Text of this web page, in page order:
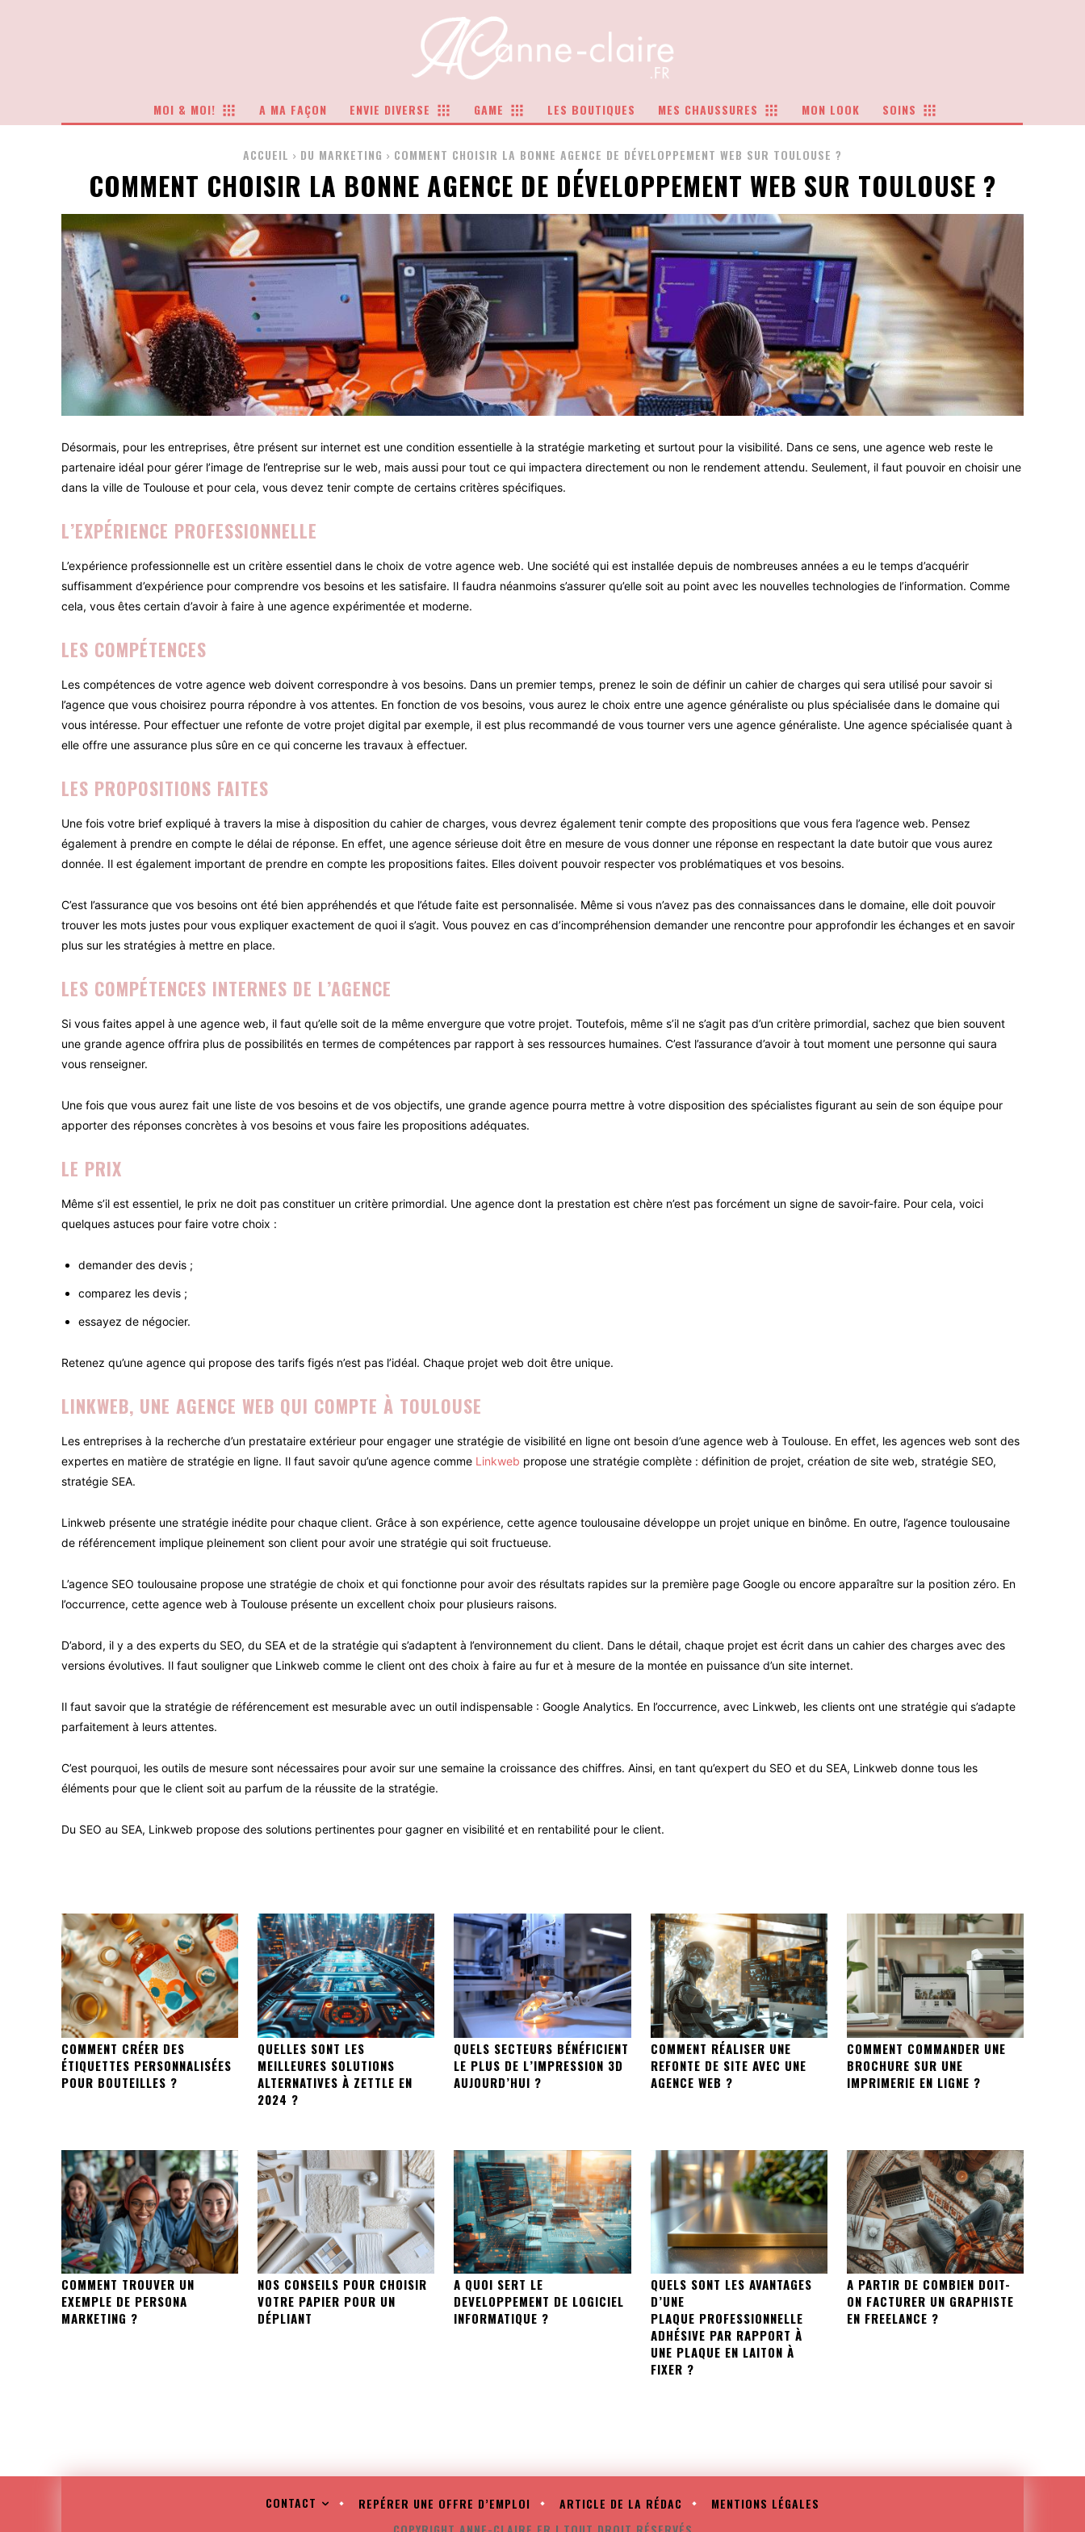
MOI & MOI! A MA FAÇON ENVIE DIVERSE GAME LES BOUTIQUES MES CHAUSSURES MON LOOK SOINS
ACCUEIL DU MARKETING COMMENT CHOISIR LA BONNE AGENCE DE DÉVELOPPEMENT WEB SUR TOULOUSE ?
COMMENT CHOISIR LA BONNE AGENCE DE DÉVELOPPEMENT WEB SUR TOULOUSE ?
Désormais, pour les entreprises, être présent sur internet est une condition essentielle à la stratégie marketing et surtout pour la visibilité. Dans ce sens, une agence web reste le
partenaire idéal pour gérer l’image de l’entreprise sur le web, mais aussi pour tout ce qui impactera directement ou non le rendement attendu. Seulement, il faut pouvoir en choisir une
dans la ville de Toulouse et pour cela, vous devez tenir compte de certains critères spécifiques.
L’EXPÉRIENCE PROFESSIONNELLE
L’expérience professionnelle est un critère essentiel dans le choix de votre agence web. Une société qui est installée depuis de nombreuses années a eu le temps d’acquérir
suffisamment d’expérience pour comprendre vos besoins et les satisfaire. Il faudra néanmoins s’assurer qu’elle soit au point avec les nouvelles technologies de l’information. Comme
cela, vous êtes certain d’avoir à faire à une agence expérimentée et moderne.
LES COMPÉTENCES
Les compétences de votre agence web doivent correspondre à vos besoins. Dans un premier temps, prenez le soin de définir un cahier de charges qui sera utilisé pour savoir si
l’agence que vous choisirez pourra répondre à vos attentes. En fonction de vos besoins, vous aurez le choix entre une agence généraliste ou plus spécialisée dans le domaine qui
vous intéresse. Pour effectuer une refonte de votre projet digital par exemple, il est plus recommandé de vous tourner vers une agence généraliste. Une agence spécialisée quant à
elle offre une assurance plus sûre en ce qui concerne les travaux à effectuer.
LES PROPOSITIONS FAITES
Une fois votre brief expliqué à travers la mise à disposition du cahier de charges, vous devrez également tenir compte des propositions que vous fera l’agence web. Pensez
également à prendre en compte le délai de réponse. En effet, une agence sérieuse doit être en mesure de vous donner une réponse en respectant la date butoir que vous aurez
donnée. Il est également important de prendre en compte les propositions faites. Elles doivent pouvoir respecter vos problématiques et vos besoins.
C’est l’assurance que vos besoins ont été bien appréhendés et que l’étude faite est personnalisée. Même si vous n’avez pas des connaissances dans le domaine, elle doit pouvoir
trouver les mots justes pour vous expliquer exactement de quoi il s’agit. Vous pouvez en cas d’incompréhension demander une rencontre pour approfondir les échanges et en savoir
plus sur les stratégies à mettre en place.
LES COMPÉTENCES INTERNES DE L’AGENCE
Si vous faites appel à une agence web, il faut qu’elle soit de la même envergure que votre projet. Toutefois, même s’il ne s’agit pas d’un critère primordial, sachez que bien souvent
une grande agence offrira plus de possibilités en termes de compétences par rapport à ses ressources humaines. C’est l’assurance d’avoir à tout moment une personne qui saura
vous renseigner.
Une fois que vous aurez fait une liste de vos besoins et de vos objectifs, une grande agence pourra mettre à votre disposition des spécialistes figurant au sein de son équipe pour
apporter des réponses concrètes à vos besoins et vous faire les propositions adéquates.
LE PRIX
Même s’il est essentiel, le prix ne doit pas constituer un critère primordial. Une agence dont la prestation est chère n’est pas forcément un signe de savoir-faire. Pour cela, voici
quelques astuces pour faire votre choix :
demander des devis ;
comparez les devis ;
essayez de négocier.
Retenez qu’une agence qui propose des tarifs figés n’est pas l’idéal. Chaque projet web doit être unique.
LINKWEB, UNE AGENCE WEB QUI COMPTE À TOULOUSE
Les entreprises à la recherche d’un prestataire extérieur pour engager une stratégie de visibilité en ligne ont besoin d’une agence web à Toulouse. En effet, les agences web sont des
expertes en matière de stratégie en ligne. Il faut savoir qu’une agence comme Linkweb propose une stratégie complète : définition de projet, création de site web, stratégie SEO,
stratégie SEA.
Linkweb présente une stratégie inédite pour chaque client. Grâce à son expérience, cette agence toulousaine développe un projet unique en binôme. En outre, l’agence toulousaine
de référencement implique pleinement son client pour avoir une stratégie qui soit fructueuse.
L’agence SEO toulousaine propose une stratégie de choix et qui fonctionne pour avoir des résultats rapides sur la première page Google ou encore apparaître sur la position zéro. En
l’occurrence, cette agence web à Toulouse présente un excellent choix pour plusieurs raisons.
D’abord, il y a des experts du SEO, du SEA et de la stratégie qui s’adaptent à l’environnement du client. Dans le détail, chaque projet est écrit dans un cahier des charges avec des
versions évolutives. Il faut souligner que Linkweb comme le client ont des choix à faire au fur et à mesure de la montée en puissance d’un site internet.
Il faut savoir que la stratégie de référencement est mesurable avec un outil indispensable : Google Analytics. En l’occurrence, avec Linkweb, les clients ont une stratégie qui s’adapte
parfaitement à leurs attentes.
C’est pourquoi, les outils de mesure sont nécessaires pour avoir sur une semaine la croissance des chiffres. Ainsi, en tant qu’expert du SEO et du SEA, Linkweb donne tous les
éléments pour que le client soit au parfum de la réussite de la stratégie.
Du SEO au SEA, Linkweb propose des solutions pertinentes pour gagner en visibilité et en rentabilité pour le client.
COMMENT CRÉER DES
ÉTIQUETTES PERSONNALISÉES
POUR BOUTEILLES ?
QUELLES SONT LES
MEILLEURES SOLUTIONS
ALTERNATIVES À ZETTLE EN
2024 ?
QUELS SECTEURS BÉNÉFICIENT
LE PLUS DE L’IMPRESSION 3D
AUJOURD’HUI ?
COMMENT RÉALISER UNE
REFONTE DE SITE AVEC UNE
AGENCE WEB ?
COMMENT COMMANDER UNE
BROCHURE SUR UNE
IMPRIMERIE EN LIGNE ?
COMMENT TROUVER UN
EXEMPLE DE PERSONA
MARKETING ?
NOS CONSEILS POUR CHOISIR
VOTRE PAPIER POUR UN
DÉPLIANT
A QUOI SERT LE
DEVELOPPEMENT DE LOGICIEL
INFORMATIQUE ?
QUELS SONT LES AVANTAGES
D’UNE
PLAQUE PROFESSIONNELLE
ADHÉSIVE PAR RAPPORT À
UNE PLAQUE EN LAITON À
FIXER ?
A PARTIR DE COMBIEN DOIT-
ON FACTURER UN GRAPHISTE
EN FREELANCE ?
CONTACT REPÉRER UNE OFFRE D’EMPLOI ARTICLE DE LA RÉDAC
MENTIONS LÉGALES